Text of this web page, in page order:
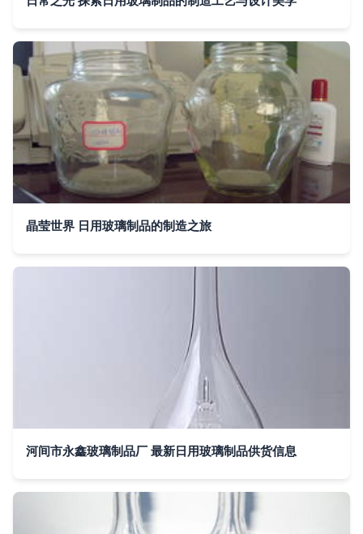
晶莹世界 日用玻璃制品的制造之旅
河间市永鑫玻璃制品厂 最新日用玻璃制品供货信息